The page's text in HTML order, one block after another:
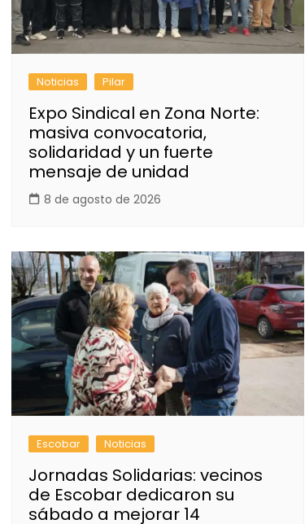
Noticias Pilar
Expo Sindical en Zona Norte:
masiva convocatoria,
solidaridad y un fuerte
mensaje de unidad
8 de agosto de 2026
Escobar Noticias
Jornadas Solidarias: vecinos
de Escobar dedicaron su
sábado a mejorar 14